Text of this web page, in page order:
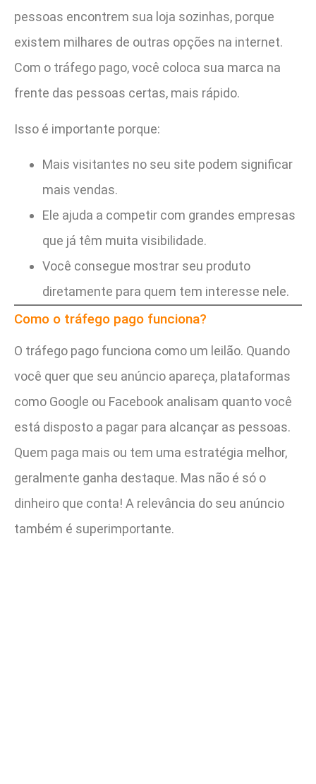
pessoas encontrem sua loja sozinhas, porque
existem milhares de outras opções na internet.
Com o tráfego pago, você coloca sua marca na
frente das pessoas certas, mais rápido.
Isso é importante porque:
Mais visitantes no seu site podem significar
mais vendas.
Ele ajuda a competir com grandes empresas
que já têm muita visibilidade.
Você consegue mostrar seu produto
diretamente para quem tem interesse nele.
Como o tráfego pago funciona?
O tráfego pago funciona como um leilão. Quando
você quer que seu anúncio apareça, plataformas
como Google ou Facebook analisam quanto você
está disposto a pagar para alcançar as pessoas.
Quem paga mais ou tem uma estratégia melhor,
geralmente ganha destaque. Mas não é só o
dinheiro que conta! A relevância do seu anúncio
também é superimportante.